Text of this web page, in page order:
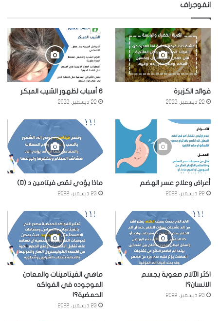
انفوجراف
فوائد الكزبرة
22 ديسمبر، 2022
6 أسباب لظهور الشيب المبكر
22 ديسمبر، 2022
أعراض وعلاج عسر الهضم
22 ديسمبر، 2022
ماذا يؤدي نقص فيتامين د (D)
23 ديسمبر، 2022
اكثر الآلام صعوبة بجسم
الانسان؟!
23 ديسمبر، 2022
ماهي الفيتامينات والمعادن
الموجوده في الفواكه
الحمضية؟!
23 ديسمبر، 2022